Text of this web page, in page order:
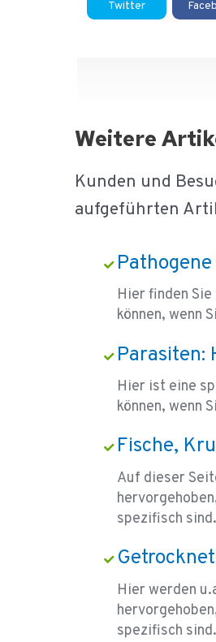
Twitter
Weitere
Kunden und
aufgeführten
Hier finden
können, wenn
Parasiten:
Hier ist eine
können, wenn
Fische,
Auf dieser
spezifisch sind.
Hier werden
spezifisch sind.